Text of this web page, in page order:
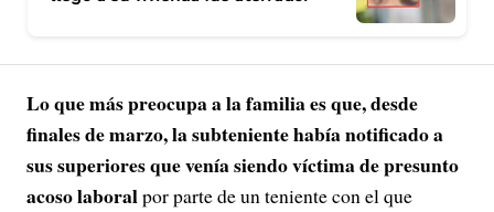
Lo que más preocupa a la familia es que, desde
finales de marzo, la subteniente había notificado a
sus superiores que venía siendo víctima de presunto
acoso laboralpor parte de un teniente con el que